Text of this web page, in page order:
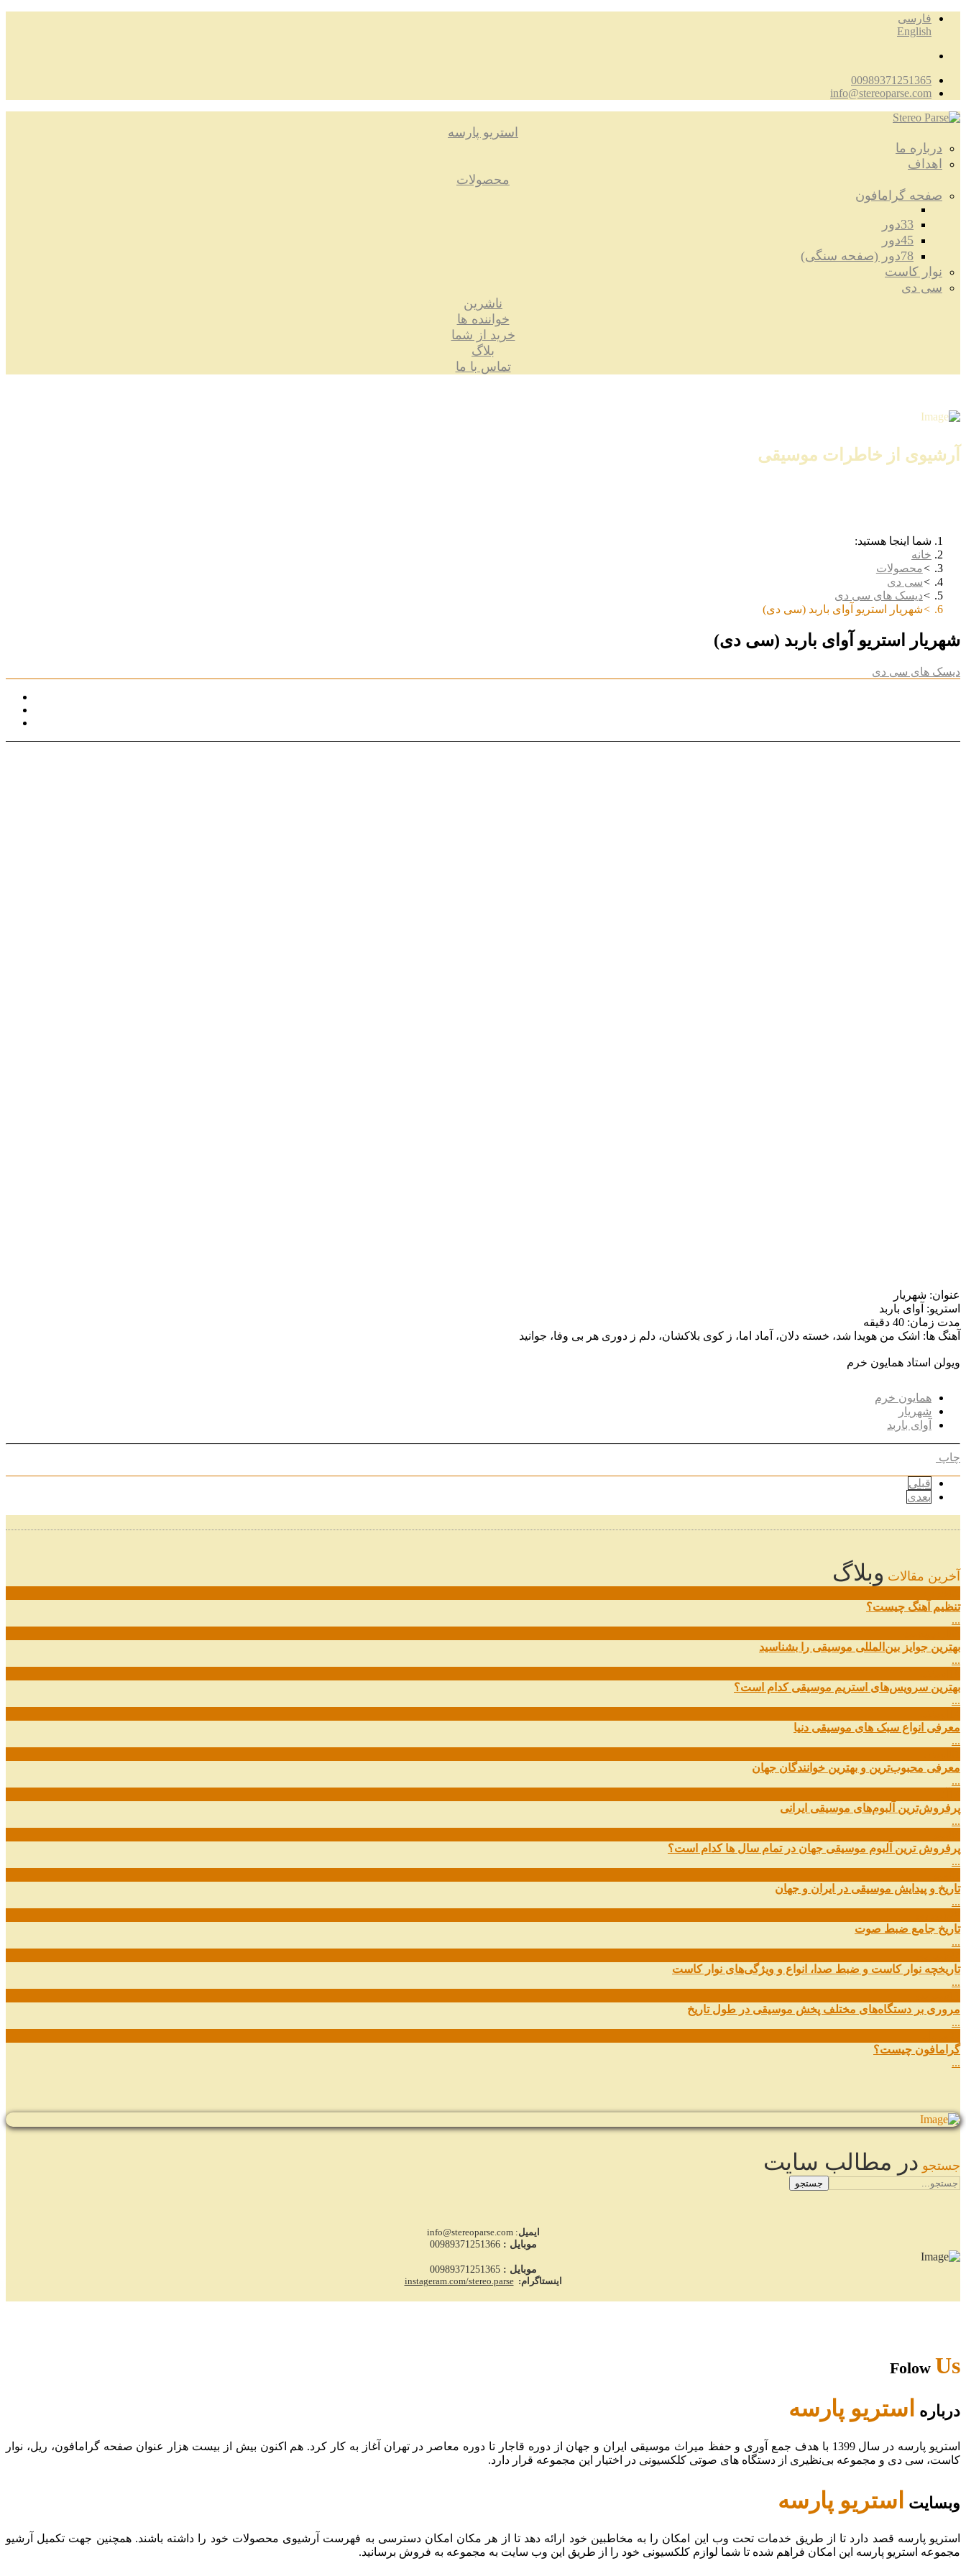
فارسی
English
00989371251365
info@stereoparse.com
استریو پارسه
درباره ما
اهداف
محصولات
صفحه گرامافون
33دور
45دور
78دور (صفحه سنگی)
نوار کاست
سی دی
ناشرین
خواننده ها
خرید از شما
بلاگ
تماس با ما
آرشیوی از خاطرات موسیقی
شما اینجا هستید:
خانه
محصولات
سی دی
دیسک های سی دی
شهریار استریو آوای باربد (سی دی)
شهریار استریو آوای باربد (سی دی)
دیسک های سی دی
عنوان: شهریار
استریو: آوای باربد
مدت زمان: 40 دقیقه
آهنگ ها: اشک من هویدا شد، خسته دلان، آماد اما، ز کوی بلاکشان، دلم ز دوری هر بی وفا، جوانید
ویولن استاد همایون خرم
همایون خرم
شهریار
آوای باربد
چاپ
قبلی
بعدی
آخرین مقالات وبلاگ
تنظیم آهنگ چیست؟
...
بهترین جوایز بین‌المللی موسیقی را بشناسید
...
بهترین سرویس‌های استریم موسیقی کدام است؟
...
معرفی انواع سبک های موسیقی دنیا
...
معرفی محبوب‌ترین و بهترین خوانندگان جهان
...
پرفروش‌ترین آلبوم‌های موسیقی ایرانی
...
پرفروش ترین آلبوم موسیقی جهان در تمام سال ها کدام است؟
...
تاریخ و پیدایش موسیقی در ایران و جهان
...
تاریخ جامع ضبط صوت
...
تاریخچه نوار کاست و ضبط صدا، انواع و ویژگی‌های نوار کاست
...
مروری بر دستگاه‌های مختلف پخش موسیقی در طول تاریخ
...
گرامافون چیست؟
...
جستجو در مطالب سایت
جستجو
ایمیل: info@stereoparse.com
موبایل : 00989371251366
موبایل : 00989371251365
اینستاگرام: instageram.com/stereo.parse
Folow Us
درباره استریو پارسه
استریو پارسه در سال 1399 با هدف جمع آوری و حفظ میراث موسیقی ایران و جهان از دوره قاجار تا دوره معاصر در تهران آغاز به کار کرد. هم اکنون بیش از بیست هزار عنوان صفحه گرامافون، ریل، نوار
کاست، سی دی و مجموعه بی‌نظیری از دستگاه های صوتی کلکسیونی در اختیار این مجموعه قرار دارد.
وبسایت استریو پارسه
استریو پارسه قصد دارد تا از طریق خدمات تحت وب این امکان را به مخاطبین خود ارائه دهد تا از هر مکان امکان دسترسی به فهرست آرشیوی محصولات خود را داشته باشند. همچنین جهت تکمیل آرشیو
مجموعه استریو پارسه این امکان فراهم شده تا شما لوازم کلکسیونی خود را از طریق این وب سایت به مجموعه به فروش برسانید.